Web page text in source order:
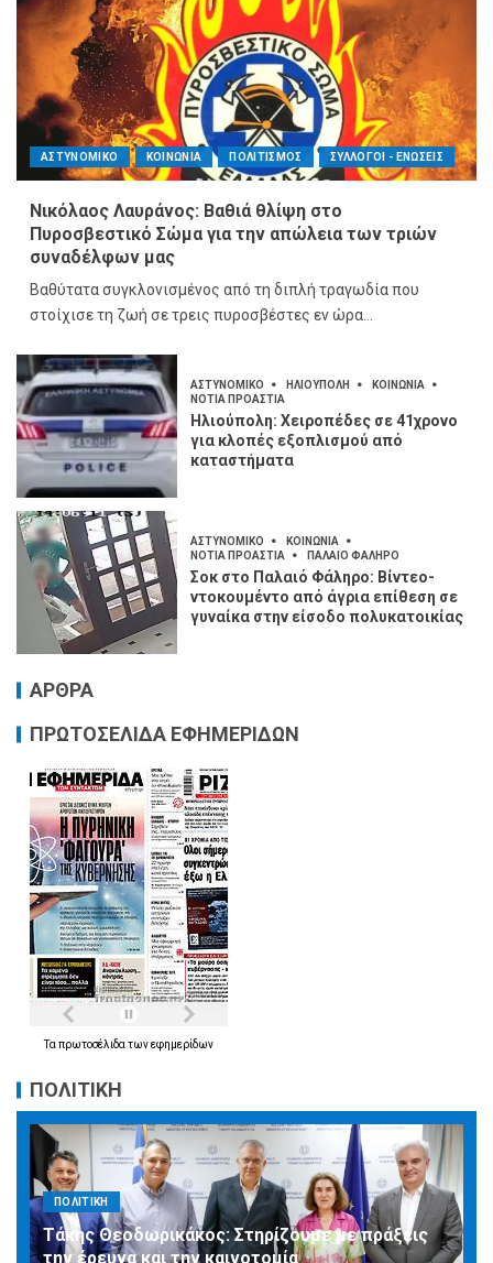
ΑΣΤΥΝΟΜΙΚΟ ΚΟΙΝΩΝΙΑ ΠΟΛΙΤΙΣΜΟΣ ΣΥΛΛΟΓΟΙ - ΕΝΩΣΕΙΣ
Νικόλαος Λαυράνος: Βαθιά θλίψη στο
Πυροσβεστικό Σώμα για την απώλεια των τριών
συναδέλφων μας
Βαθύτατα συγκλονισμένος από τη διπλή τραγωδία που
στοίχισε τη ζωή σε τρεις πυροσβέστες εν ώρα...
ΑΣΤΥΝΟΜΙΚΟ ΗΛΙΟΥΠΟΛΗ
ΚΟΙΝΩΝΙΑ
ΝΟΤΙΑ ΠΡΟΑΣΤΙΑ
Ηλιούπολη: Χειροπέδες σε 41χρονο
για κλοπές εξοπλισμού από
καταστήματα
ΑΣΤΥΝΟΜΙΚΟ
ΚΟΙΝΩΝΙΑ
ΝΟΤΙΑ ΠΡΟΑΣΤΙΑ
ΠΑΛΑΙΟ ΦΑΛΗΡΟ
Σοκ στο Παλαιό Φάληρο: Βίντεο-
ντοκουμέντο από άγρια επίθεση σε
γυναίκα στην είσοδο πολυκατοικίας
ΑΡΘΡΑ
ΠΡΩΤΟΣΕΛΙΔΑ ΕΦΗΜΕΡΙΔΩΝ
Τα πρωτοσέλιδα τωνεφημερίδων
ΠΟΛΙΤΙΚΗ
ΠΟΛΙΤΙΚΗ
Τάκης Θεοδωρικάκος: Στηρίζουμε με πράξεις
την έρευνα και την καινοτομία